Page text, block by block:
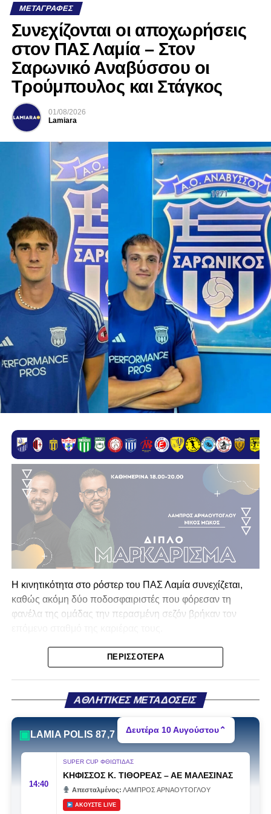
ΜΕΤΑΓΡΑΦΈΣ
Συνεχίζονται οι αποχωρήσεις
στον ΠΑΣ Λαμία – Στον
Σαρωνικό Αναβύσσου οι
Τρούμπουλος και Στάγκος
01/08/2026
Lamiara
Η κινητικότητα στο ρόστερ του ΠΑΣ Λαμία συνεχίζεται,
καθώς ακόμη δύο ποδοσφαιριστές που φόρεσαν τη
φανέλα της ομάδας την περασμένη σεζόν βρήκαν τον
Ο λόγος για τον Βασίλη Τρούμπουλο και τον Χρυσόστομο
Στάγκο, οι οποίοι θα συνεχίσουν μαζί την ποδοσφαιρική
να ανακοινώνει επίσημα την απόκτησή τους.
Ιδιαίτερο ενδιαφέρον παρουσιάζει η περίπτωση του
Βασίλη Τρούμπουλου, ο οποίος βρέθηκε στο στόχαστρο
αρκετών ομάδων το φετινό καλοκαίρι. Ανάμεσα στους
του ήταν η Κόρινθος και ο Ιωνικός, με την ομάδα της
Κορίνθου να εμφανίζεται για μεγάλο χρονικό διάστημα ως
ΠΕΡΙΣΣΌΤΕΡΑ
ΑΘΛΗΤΙΚΕΣ ΜΕΤΑΔΟΣΕΙΣ
▣LAMIA POLIS 87,7 Δευτέρα 10 Αυγούστου⌃
14:40
SUPER CUP ΦΘΙΩΤΙΔΑΣ
ΚΗΦΙΣΣΟΣ Κ. ΤΙΘΟΡΕΑΣ –ΑΕ ΜΑΛΕΣΙΝΑΣ
Απεσταλμένος: ΛΑΜΠΡΟΣ ΑΡΝΑΟΥΤΟΓΛΟΥ
ΑΚΟΥΣΤΕ LIVE